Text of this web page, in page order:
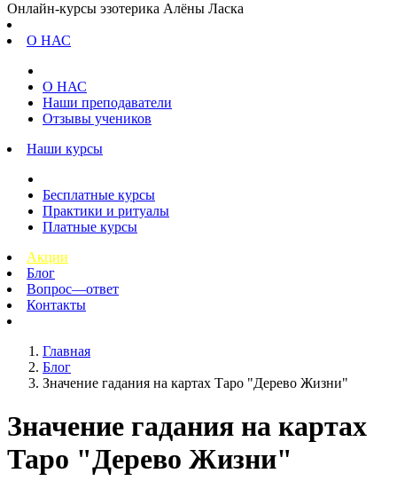
Онлайн-курсы эзотерика Алёны Ласка
О НАС
О НАС
Наши преподаватели
Отзывы учеников
Наши курсы
Бесплатные курсы
Практики и ритуалы
Платные курсы
Акции
Блог
Вопрос—ответ
Контакты
Главная
Блог
Значение гадания на картах Таро "Дерево Жизни"
Значение гадания на картах
Таро "Дерево Жизни"